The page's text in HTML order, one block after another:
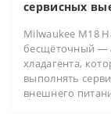
сервисных
Milwaukee M18
бесщёточный —
хладагента,
выполнять
внешнего